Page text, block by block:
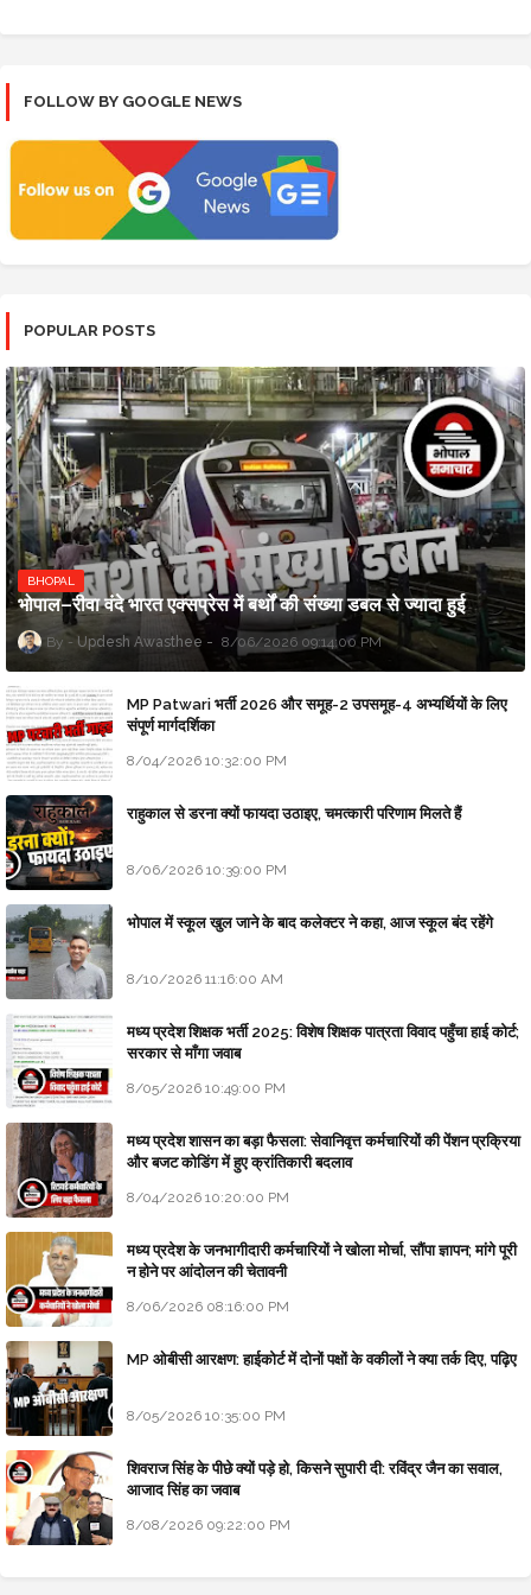
FOLLOW BY GOOGLE NEWS
POPULAR POSTS
BHOPAL
भोपाल–रीवा वंदे भारत एक्सप्रेस में बर्थों की संख्या डबल से ज्यादा हुई
Updesh Awasthee 8/06/2026 09:14:00 PM
MP Patwari भर्ती 2026 और समूह-2 उपसमूह-4 अभ्यर्थियों के लिए
संपूर्ण मार्गदर्शिका
8/04/2026 10:32:00 PM
राहुकाल से डरना क्यों फायदा उठाइए, चमत्कारी परिणाम मिलते हैं
8/06/2026 10:39:00 PM
भोपाल में स्कूल खुल जाने के बाद कलेक्टर ने कहा, आज स्कूल बंद रहेंगे
8/10/2026 11:16:00 AM
मध्य प्रदेश शिक्षक भर्ती 2025: विशेष शिक्षक पात्रता विवाद पहुँचा हाई कोर्ट;
सरकार से माँगा जवाब
8/05/2026 10:49:00 PM
मध्य प्रदेश शासन का बड़ा फैसला: सेवानिवृत्त कर्मचारियों की पेंशन प्रक्रिया
और बजट कोडिंग में हुए क्रांतिकारी बदलाव
8/04/2026 10:20:00 PM
मध्य प्रदेश के जनभागीदारी कर्मचारियों ने खोला मोर्चा, सौंपा ज्ञापन; मांगे पूरी
न होने पर आंदोलन की चेतावनी
8/06/2026 08:16:00 PM
MP ओबीसी आरक्षण: हाईकोर्ट में दोनों पक्षों के वकीलों ने क्या तर्क दिए, पढ़िए
8/05/2026 10:35:00 PM
शिवराज सिंह के पीछे क्यों पड़े हो, किसने सुपारी दी: रविंद्र जैन का सवाल,
आजाद सिंह का जवाब
8/08/2026 09:22:00 PM